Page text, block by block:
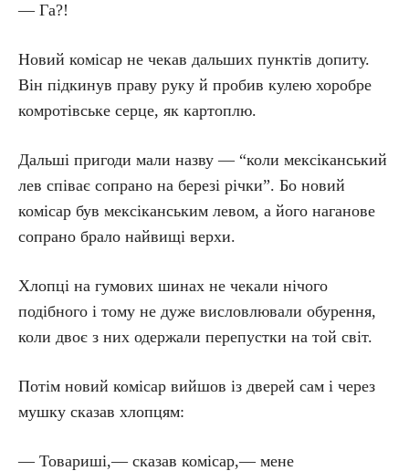
— Га?!
Новий комісар не чекав дальших пунктів допиту.
Він підкинув праву руку й пробив кулею хоробре
комротівське серце, як картоплю.
Дальші пригоди мали назву — “коли мексіканський
лев співає сопрано на березі річки”. Бо новий
комісар був мексіканським левом, а його наганове
сопрано брало найвищі верхи.
Хлопці на гумових шинах не чекали нічого
подібного і тому не дуже висловлювали обурення,
коли двоє з них одержали перепустки на той світ.
Потім новий комісар вийшов із дверей сам і через
мушку сказав хлопцям:
— Товариші,— сказав комісар,— мене